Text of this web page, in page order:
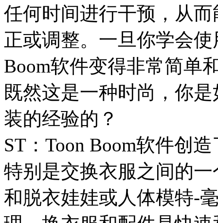
任何时间进行干预，从
正或调整。一旦你学会
Boom软件变得非常简单
既然这是一种时尚，你
装的经验的？
ST：Toon Boom软件创
特别是交换衣服之间的
和脱衣娃娃或人体模特-